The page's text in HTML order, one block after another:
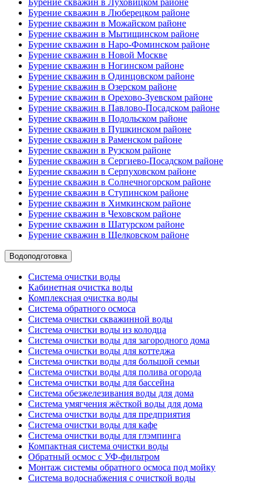
Бурение скважин в Луховицком районе
Бурение скважин в Люберецком районе
Бурение скважин в Можайском районе
Бурение скважин в Мытищинском районе
Бурение скважин в Наро-Фоминском районе
Бурение скважин в Новой Москве
Бурение скважин в Ногинском районе
Бурение скважин в Одинцовском районе
Бурение скважин в Озерском районе
Бурение скважин в Орехово-Зуевском районе
Бурение скважин в Павлово-Посадском районе
Бурение скважин в Подольском районе
Бурение скважин в Пушкинском районе
Бурение скважин в Раменском районе
Бурение скважин в Рузском районе
Бурение скважин в Сергиево-Посадском районе
Бурение скважин в Серпуховском районе
Бурение скважин в Солнечногорском районе
Бурение скважин в Ступинском районе
Бурение скважин в Химкинском районе
Бурение скважин в Чеховском районе
Бурение скважин в Шатурском районе
Бурение скважин в Щелковском районе
Водоподготовка
Система очистки воды
Кабинетная очистка воды
Комплексная очистка воды
Система обратного осмоса
Система очистки скважинной воды
Система очистки воды из колодца
Система очистки воды для загородного дома
Система очистки воды для коттеджа
Система очистки воды для большой семьи
Система очистки воды для полива огорода
Система очистки воды для бассейна
Система обезжелезивания воды для дома
Система умягчения жёсткой воды для дома
Система очистки воды для предприятия
Система очистки воды для кафе
Система очистки воды для глэмпинга
Компактная система очистки воды
Обратный осмос c УФ-фильтром
Монтаж системы обратного осмоса под мойку
Система водоснабжения с очисткой воды